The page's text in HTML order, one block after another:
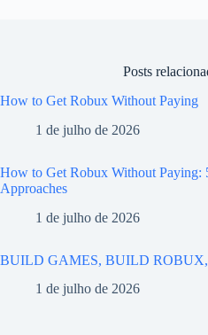
Posts
How to Get Robux Without Paying
1 de julho de 2026
How to Get Robux Without Paying:
Approaches
1 de julho de 2026
BUILD GAMES, BUILD
1 de julho de 2026